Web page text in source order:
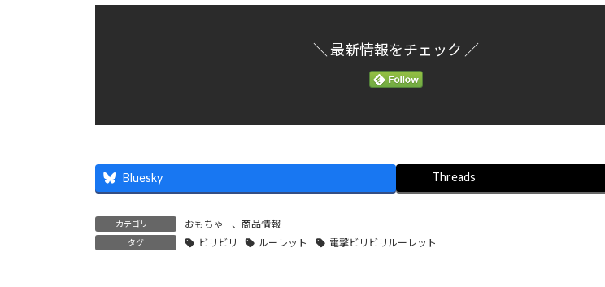
＼ 最新情報をチェック ／
Bluesky Threads
カテゴリー おもちゃ 、 商品情報
タグ ビリビリ ルーレット 電撃ビリビリルーレット